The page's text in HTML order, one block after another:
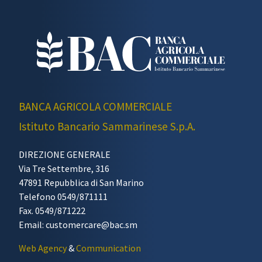
BANCA AGRICOLA COMMERCIALE
Istituto Bancario Sammarinese S.p.A.
DIREZIONE GENERALE
Via Tre Settembre, 316
47891 Repubblica di San Marino
Telefono 0549/871111
Fax. 0549/871222
Email: customercare@bac.sm
Web Agency&Communication